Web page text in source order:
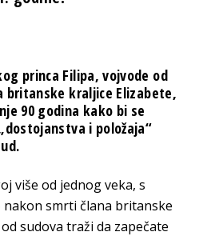
princa Filipa, vojvode od
britanske kraljice Elizabete,
90 godina kako bi se
i položaja“
više od jednog veka, s
smrti člana britanske
sudova traži da zapečate